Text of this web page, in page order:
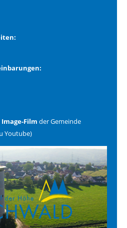
Image-Film der Gemeinde
Youtube)